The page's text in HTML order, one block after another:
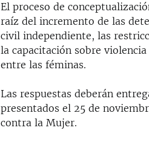
El proceso de
raíz del incremento de las
civil independiente, las
la capacitación sobre
entre las féminas.
Las respuestas deberán
presentados el 25 de
contra la Mujer.